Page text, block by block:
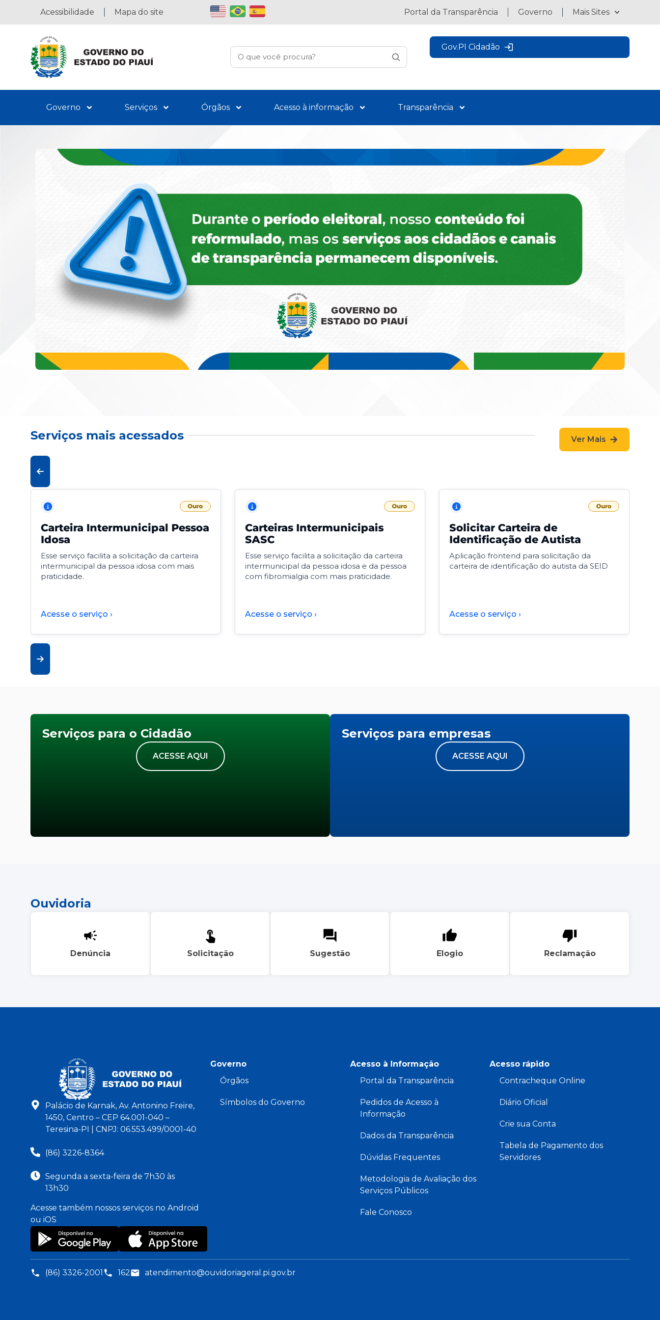
Acessibilidade Mapa do site Portal da Transparência Governo Mais Sites
Gov.PI Cidadão
Governo Serviços Órgãos Acesso à informação Transparência
Serviços mais acessados Ver Mais
Ouro
Carteira Intermunicipal Pessoa
Idosa
Esse serviço facilita a solicitação da carteira
intermunicipal da pessoa idosa com mais
praticidade.
Acesse o serviço ›
Ouro
Carteiras Intermunicipais
SASC
Esse serviço facilita a solicitação da carteira
intermunicipal da pessoa idosa e da pessoa
com fibromialgia com mais praticidade.
Acesse o serviço ›
Ouro
Solicitar Carteira de
Identificação de Autista
Aplicação frontend para solicitação da
carteira de identificação do autista da SEID
Acesse o serviço ›
Serviços para o Cidadão
ACESSE AQUI
Serviços para empresas
ACESSE AQUI
Ouvidoria
Denúncia Solicitação Sugestão Elogio Reclamação
Palácio de Karnak, Av. Antonino Freire,
1450, Centro – CEP 64.001-040 –
Teresina-PI | CNPJ: 06.553.499/0001-40
(86) 3226-8364
Segunda a sexta-feira de 7h30 às
13h30
Acesse também nossos serviços no Android
ou iOS
Governo
Órgãos
Símbolos do Governo
Acesso à Informação
Portal da Transparência
Pedidos de Acesso à
Informação
Dados da Transparência
Dúvidas Frequentes
Metodologia de Avaliação dos
Serviços Públicos
Fale Conosco
Acesso rápido
Contracheque Online
Diário Oficial
Crie sua Conta
Tabela de Pagamento dos
Servidores
(86) 3326-2001 162 atendimento@ouvidoriageral.pi.gov.br